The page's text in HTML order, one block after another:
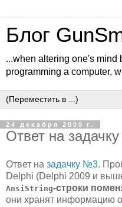
Блог
...when altering one's mind
programming a computer,
24 декабря 2009 г.
Ответ на
Ответ на задачку №3.
Delphi (Delphi 2009 и
AnsiString-строки
они хранят информацию о